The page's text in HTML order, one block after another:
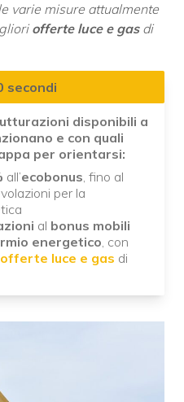
varie misure attualmente
offerte luce e gasdi
secondi
disponibili a
e con quali
per orientarsi:
all’ecobonus, fino al
per la
al bonus mobili
energetico, con
offerte luce e gas di